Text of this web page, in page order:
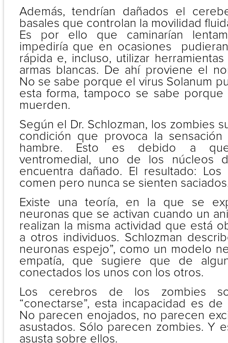
Además, tendrían dañados el
basales que controlan la movilidad
Es por ello que caminarían
impediría que en ocasiones
rápida e, incluso, utilizar
armas blancas. De ahí proviene el
No se sabe porque el virus Solanum
esta forma, tampoco se sabe
muerden.
Según el Dr. Schlozman, los zombies
condición que provoca la
hambre. Esto es debido a
ventromedial, uno de los núcleos
encuentra dañado. El resultado:
comen pero nunca se sienten
Existe una teoría, en la que se
neuronas que se activan cuando un
realizan la misma actividad que está
a otros individuos. Schlozman
neuronas espejo”, como un modelo
empatía, que sugiere que de
conectados los unos con los otros.
Los cerebros de los zombies
“conectarse”, esta incapacidad es
No parecen enojados, no parecen
asustados. Sólo parecen zombies. Y
asusta sobre ellos.